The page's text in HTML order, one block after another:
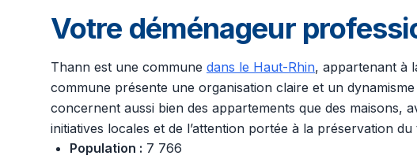
Votre déménageur
Thann est une commune dans le Haut-Rhin, appartenant à
commune présente une organisation claire et un
concernent aussi bien des appartements que des maisons,
initiatives locales et de l’attention portée à la préservation
Population : 7 766